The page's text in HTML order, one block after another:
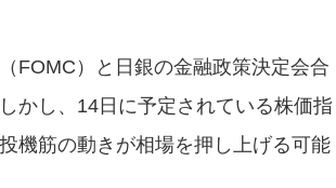
FOMC）と日銀の金融政策決定会合
かし、14日に予定されている株価指
機筋の動きが相場を押し上げる可能